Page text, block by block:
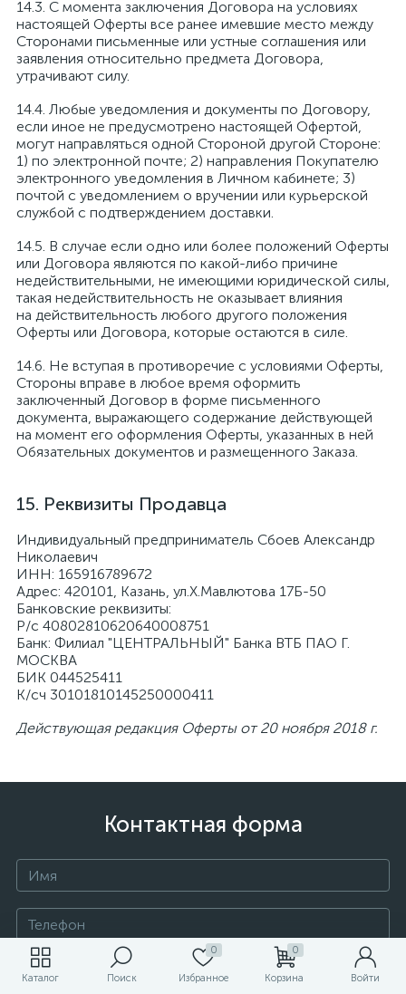
Каталог Поиск
0
Избранное
0
Корзина Войти
С момента заключения Договора на условиях
настоящей Оферты все ранее имевшие место между
Сторонами письменные или устные соглашения или
заявления относительно предмета Договора,
утрачивают силу.
Любые уведомления и документы по Договору,
если иное не предусмотрено настоящей Офертой,
могут направляться одной Стороной другой Стороне:
1) по электронной почте; 2) направления Покупателю
электронного уведомления в Личном кабинете; 3)
почтой с уведомлением о вручении или курьерской
службой с подтверждением доставки.
В случае если одно или более положений Оферты
или Договора являются по какой-либо причине
недействительными, не имеющими юридической силы,
такая недействительность не оказывает влияния
на действительность любого другого положения
Оферты или Договора, которые остаются в силе.
Не вступая в противоречие с условиями Оферты,
Стороны вправе в любое время оформить
заключенный Договор в форме письменного
документа, выражающего содержание действующей
на момент его оформления Оферты, указанных в ней
Обязательных документов и размещенного Заказа.
Реквизиты Продавца
Индивидуальный предприниматель Сбоев Александр
Николаевич
ИНН: 165916789672
Адрес: 420101, Казань, ул.Х.Мавлютова 17Б-50
Банковские реквизиты:
Р/с 40802810620640008751
Банк: Филиал "ЦЕНТРАЛЬНЫЙ" Банка ВТБ ПАО Г.
МОСКВА
БИК 044525411
К/сч 30101810145250000411
Действующая редакция Оферты от 20 ноября 2018 г.
Контактная форма